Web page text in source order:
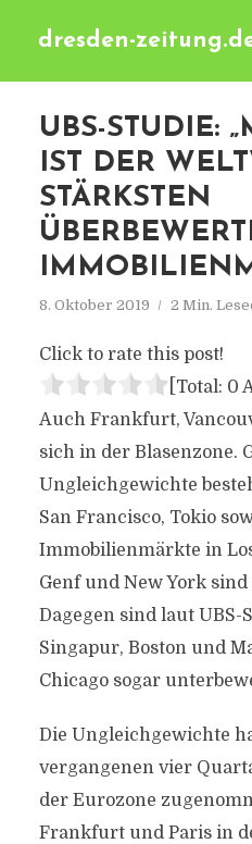
dresden-
UBS-STUDIE:
IST DER
STÄRKSTEN
8. Oktober 2019 2 Min.
Click to rate this post!
[Total: 0
Auch Frankfurt,
sich in der Blasenzone.
Ungleichgewichte
San Francisco, Tokio
Immobilienmärkte in
Genf und New York
Dagegen sind laut
Singapur, Boston und
Chicago sogar
Die Ungleichgewichte
vergangenen vier
der Eurozone
Frankfurt und Paris in